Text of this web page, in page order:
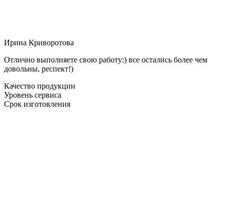
Ирина Криворотова
Отлично выполняете свою работу:) все остались более чем
довольны, респект!)
Качество продукции
Уровень сервиса
Срок изготовления